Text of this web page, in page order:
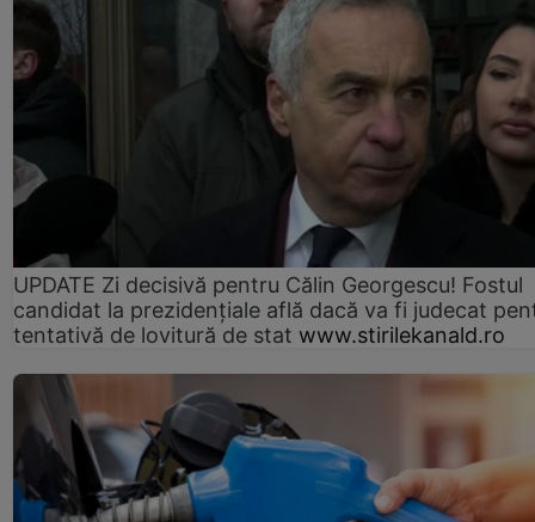
UPDATE Zi decisivă pentru Călin Georgescu! Fostul
candidat la prezidențiale află dacă va fi judecat
tentativă de lovitură de stat www.stirilekanald.ro